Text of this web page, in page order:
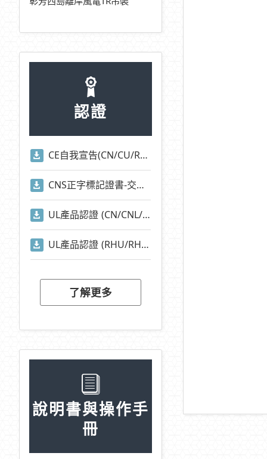
認證
CE自我宣告(CN/CU/RHU/RHN/CNA/CUA/EOCR/EUCR系列)
CNS正字標記證書-交流電磁開關-適用標準2930)
UL產品認證 (CN/CNL/CU/CUL/CNA/CNI/CNE/RAN/RAM等系列)
UL產品認證 (RHU/RHN系列)
了解更多
說明書與操作手
冊